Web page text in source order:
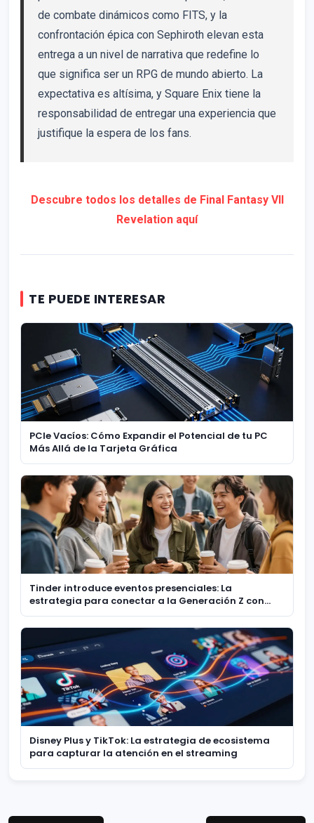
de combate dinámicos como FITS, y la
confrontación épica con Sephiroth elevan esta
entrega a un nivel de narrativa que redefine lo
que significa ser un RPG de mundo abierto. La
expectativa es altísima, y Square Enix tiene la
responsabilidad de entregar una experiencia que
justifique la espera de los fans.
Descubre todos los detalles de Final Fantasy VII
Revelation aquí
TE PUEDE INTERESAR
PCIe Vacíos: Cómo Expandir el Potencial de tu PC
Más Allá de la Tarjeta Gráfica
Tinder introduce eventos presenciales: La
estrategia para conectar a la Generación Z con
experiencias reales
Disney Plus y TikTok: La estrategia de ecosistema
para capturar la atención en el streaming